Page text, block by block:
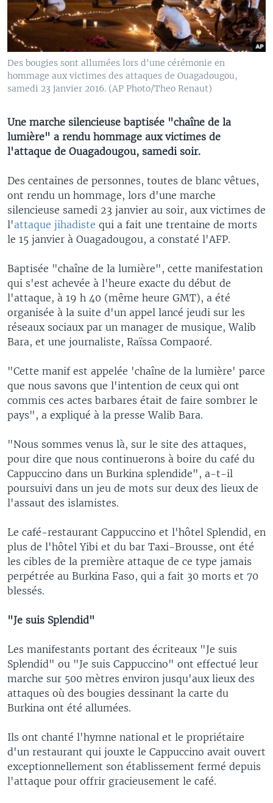
Des bougies sont allumées lors d'une cérémonie en
hommage aux victimes des attaques de Ouagadougou,
samedi 23 janvier 2016. (AP Photo/Theo Renaut)
Une marche silencieuse baptisée "chaîne de la
lumière" a rendu hommage aux victimes de
l'attaque de Ouagadougou, samedi soir.
Des centaines de personnes, toutes de blanc vêtues,
ont rendu un hommage, lors d'une marche
silencieuse samedi 23 janvier au soir, aux victimes de
l'attaque jihadiste qui a fait une trentaine de morts
le 15 janvier à Ouagadougou, a constaté l'AFP.
Baptisée "chaîne de la lumière", cette manifestation
qui s'est achevée à l'heure exacte du début de
l'attaque, à 19 h 40 (même heure GMT), a été
organisée à la suite d'un appel lancé jeudi sur les
réseaux sociaux par un manager de musique, Walib
Bara, et une journaliste, Raïssa Compaoré.
"Cette manif est appelée 'chaîne de la lumière' parce
que nous savons que l'intention de ceux qui ont
commis ces actes barbares était de faire sombrer le
pays", a expliqué à la presse Walib Bara.
"Nous sommes venus là, sur le site des attaques,
pour dire que nous continuerons à boire du café du
Cappuccino dans un Burkina splendide", a-t-il
poursuivi dans un jeu de mots sur deux des lieux de
l'assaut des islamistes.
Le café-restaurant Cappuccino et l'hôtel Splendid, en
plus de l'hôtel Yibi et du bar Taxi-Brousse, ont été
les cibles de la première attaque de ce type jamais
perpétrée au Burkina Faso, qui a fait 30 morts et 70
blessés.
"Je suis Splendid"
Les manifestants portant des écriteaux "Je suis
Splendid" ou "Je suis Cappuccino" ont effectué leur
marche sur 500 mètres environ jusqu'aux lieux des
attaques où des bougies dessinant la carte du
Burkina ont été allumées.
Ils ont chanté l'hymne national et le propriétaire
d'un restaurant qui jouxte le Cappuccino avait ouvert
exceptionnellement son établissement fermé depuis
l'attaque pour offrir gracieusement le café.